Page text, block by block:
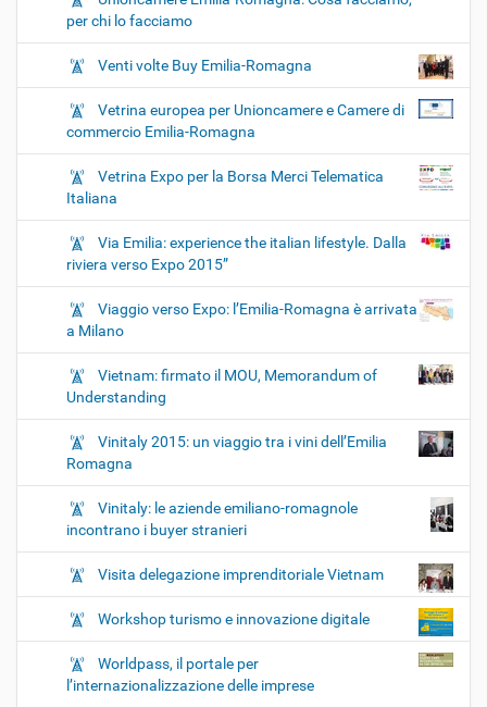
per chi lo facciamo
Venti volte Buy Emilia-Romagna
Vetrina europea per Unioncamere e Camere di
commercio Emilia-Romagna
Vetrina Expo per la Borsa Merci Telematica
Italiana
Via Emilia: experience the italian lifestyle. Dalla
riviera verso Expo 2015”
Viaggio verso Expo: l’Emilia-Romagna è arrivata
a Milano
Vietnam: firmato il MOU, Memorandum of
Understanding
Vinitaly 2015: un viaggio tra i vini dell’Emilia
Romagna
Vinitaly: le aziende emiliano-romagnole
incontrano i buyer stranieri
Visita delegazione imprenditoriale Vietnam
Workshop turismo e innovazione digitale
Worldpass, il portale per
l’internazionalizzazione delle imprese